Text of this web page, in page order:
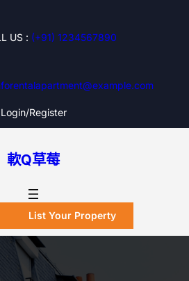
US : (+91) 1234567890
Login/register
軟Q草莓
List Your Property